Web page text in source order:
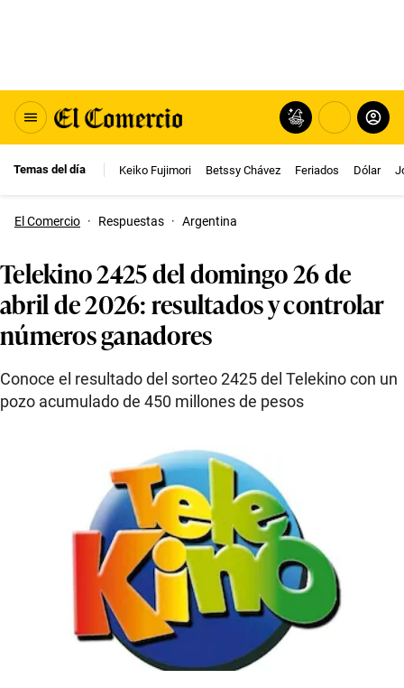
Temas del día Keiko Fujimori Betssy Chávez Feriados Dólar
El Comercio · Respuestas · Argentina
Telekino 2425 del domingo 26 de
abril de 2026: resultados y controlar
números ganadores
Conoce el resultado del sorteo 2425 del Telekino con un
pozo acumulado de 450 millones de pesos